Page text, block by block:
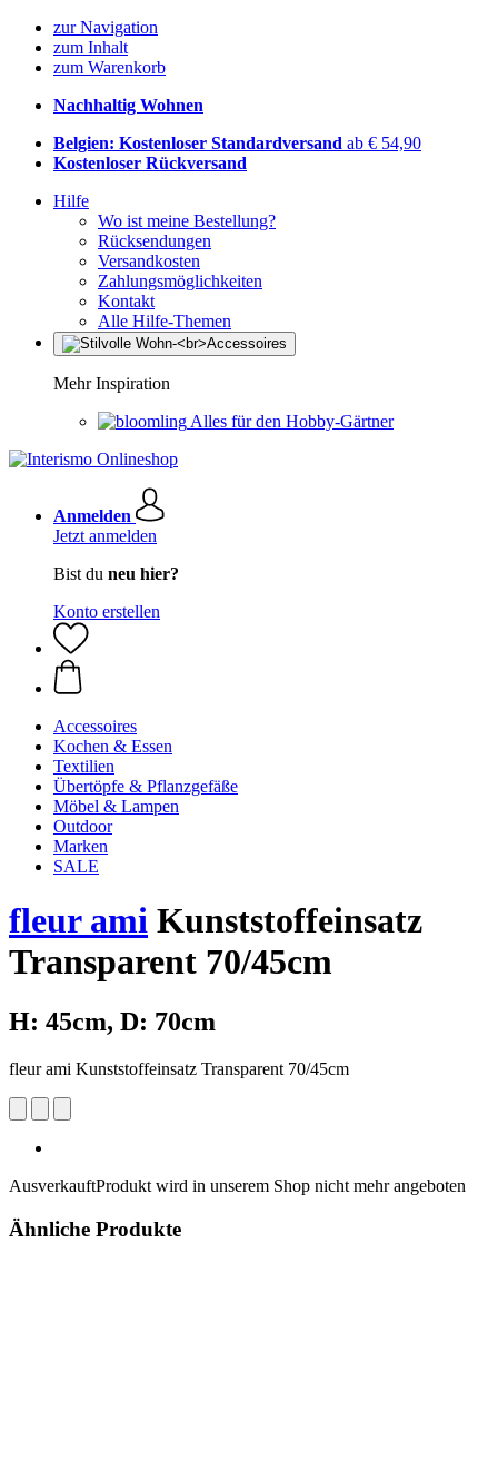
zur Navigation
zum Inhalt
zum Warenkorb
Nachhaltig Wohnen
Belgien: Kostenloser Standardversand ab € 54,90
Kostenloser Rückversand
Hilfe
Wo ist meine Bestellung?
Rücksendungen
Versandkosten
Zahlungsmöglichkeiten
Kontakt
Alle Hilfe-Themen
Mehr Inspiration
Alles für den Hobby-Gärtner
Anmelden
Jetzt anmelden
Bist du neu hier?
Konto erstellen
Accessoires
Kochen & Essen
Textilien
Übertöpfe & Pflanzgefäße
Möbel & Lampen
Outdoor
Marken
SALE
fleur ami Kunststoffeinsatz
Transparent 70/45cm
H: 45cm, D: 70cm
fleur ami Kunststoffeinsatz Transparent 70/45cm
AusverkauftProdukt wird in unserem Shop nicht mehr angeboten
Ähnliche Produkte